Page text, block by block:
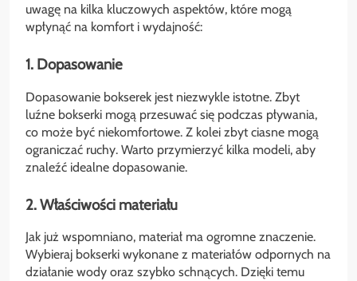
uwagę na kilka kluczowych aspektów, które mogą
wpłynąć na komfort i wydajność:
1. Dopasowanie
Dopasowanie bokserek jest niezwykle istotne. Zbyt
luźne bokserki mogą przesuwać się podczas pływania,
co może być niekomfortowe. Z kolei zbyt ciasne mogą
ograniczać ruchy. Warto przymierzyć kilka modeli, aby
znaleźć idealne dopasowanie.
2. Właściwości materiału
Jak już wspomniano, materiał ma ogromne znaczenie.
Wybieraj bokserki wykonane z materiałów odpornych na
działanie wody oraz szybko schnących. Dzięki temu